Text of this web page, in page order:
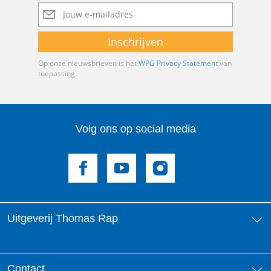
E-
mailadres
Inschrijven
Op onze nieuwsbrieven is hetWPG Privacy Statementvan
toepassing.
Volg ons op social media
Uitgeverij Thomas Rap